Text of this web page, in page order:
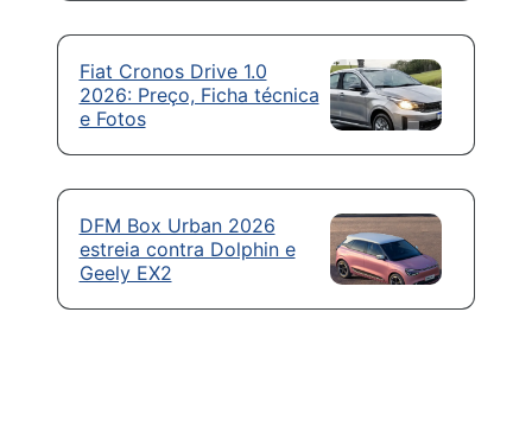
Fiat Cronos Drive 1.0
2026: Preço, Ficha técnica
e Fotos
DFM Box Urban 2026
estreia contra Dolphin e
Geely EX2